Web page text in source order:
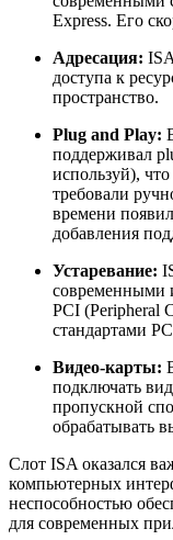
Express. Его
Адресация:
доступа к
пространство.
Plug and Play:
поддерживал
используй),
требовали
времени
добавления
Устаревание:
современными
PCI (Peripheral
стандартами
Видео-карты:
подключать
пропускной
обрабатывать
Слот ISA оказался
компьютерных
неспособностью
для современных